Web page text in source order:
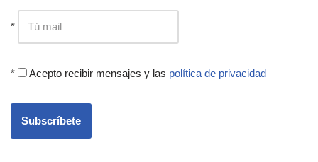
*
* Acepto recibir mensajes y las política de privacidad